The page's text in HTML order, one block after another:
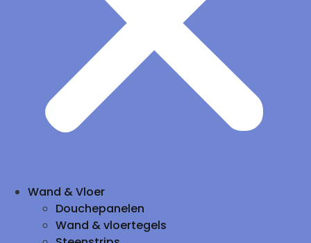
Wand & Vloer
Douchepanelen
Wand & vloertegels